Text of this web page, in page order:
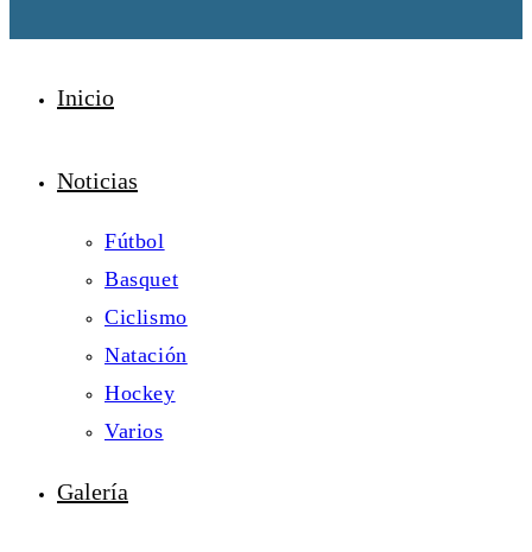
Inicio
Noticias
Fútbol
Basquet
Ciclismo
Natación
Hockey
Varios
Galería